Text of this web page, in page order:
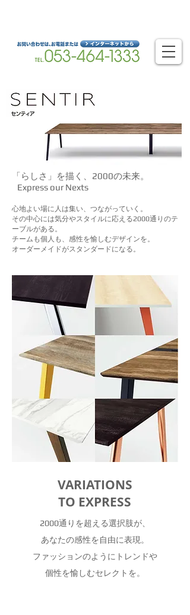
「らしさ」を描く、2000の未来。
Express our Nexts
心地よい場に人は集い、つながっていく。
その中心には気分やスタイルに応える2000通りのテ
ーブルがある。
チームも個人も、感性を愉しむデザインを。
​オーダーメイドがスタンダードになる。
VARIATIONS
TO EXPRESS
2000通りを超える選択肢が、
あなたの感性を自由に表現。
ファッションのようにトレンドや
個性を愉しむセレクトを。